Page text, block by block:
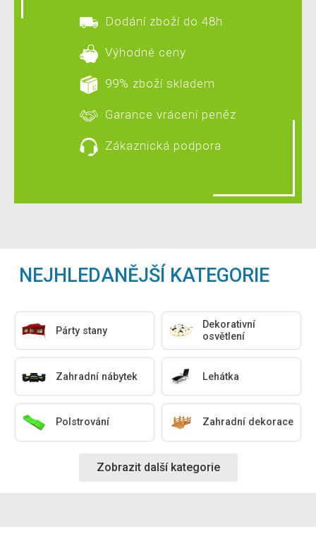
Dodání zboží do 48h
Výhodné ceny
99% zboží skladem
Garance vrácení peněz
Zákaznická podpora
NEJHLEDANĚJŠÍ KATEGORIE
Párty stany
Dekorativní
osvětlení
Zahradní nábytek Lehátka
Polstrování Zahradní dekorace
Zobrazit další kategorie